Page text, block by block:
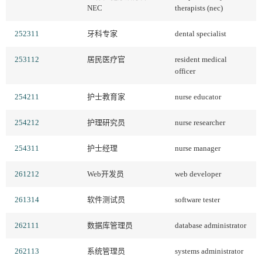
NEC
therapists (nec)
252311 牙科专家 dental specialist
253112 居民医疗官
resident medical
officer
254211 护士教育家 nurse educator
254212 护理研究员 nurse researcher
254311 护士经理 nurse manager
261212 Web开发员 web developer
261314 软件测试员 software tester
262111 数据库管理员 database administrator
262113 系统管理员 systems administrator